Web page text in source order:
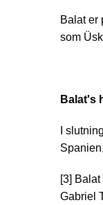
Balat er
som
Balat's
I
[3]
Gabriel